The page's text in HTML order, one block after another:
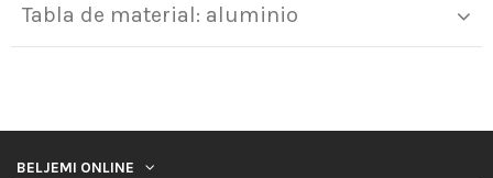
Tabla de material: aluminio
BELJEMI ONLINE